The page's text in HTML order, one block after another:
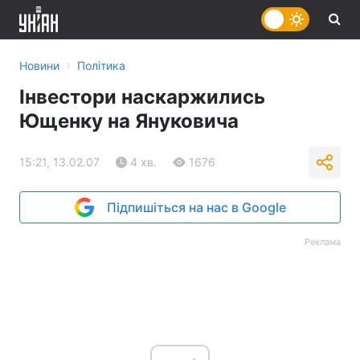
Новини › Політика
Інвестори наскаржились
Ющенку на Януковича
15:21, 13.02.07 4 хв. 1676
Підпишіться на нас в Google
Реклама